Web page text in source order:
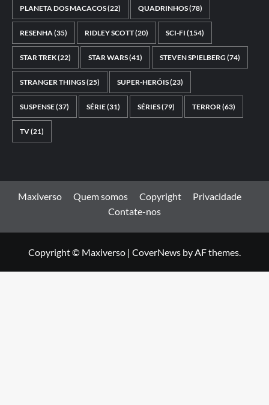
PLANETA DOS MACACOS(22) QUADRINHOS(78)
RESENHA(35) RIDLEY SCOTT(20) SCI-FI (154)
STAR TREK(22) STAR WARS(41) STEVEN SPIELBERG (74)
STRANGER THINGS(25) SUPER-HERÓIS(23)
SUSPENSE(37) SÉRIE(31) SÉRIES(79) TERROR(63)
TV(21)
Maxiverso Quem somos Copyright
Privacidade
Contate-nos
Copyright © Maxiverso | CoverNews by AF themes.